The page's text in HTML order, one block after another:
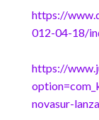
https://
012-04-18/
https://
novasur-